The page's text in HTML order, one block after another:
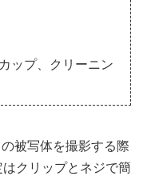
ップ、クリーニン
被写体を撮影する際
クリップとネジで簡